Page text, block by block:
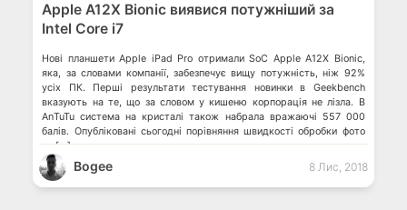
Apple A12X Bionic виявися потужніший за
Intel Core i7
Нові планшети Apple iPad Pro отримали SoC Apple A12X Bionic,
яка, за словами компанії, забезпечує вищу потужність, ніж 92%
усіх ПК. Перші результати тестування новинки в Geekbench
вказують на те, що за словом у кишеню корпорація не лізла. В
AnTuTu система на кристалі також набрала вражаючі 557 000
балів. Опубліковані сьогодні порівняння швидкості обробки фото
та […]
Bogee 8 Лис, 2018